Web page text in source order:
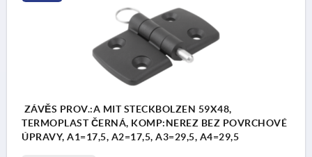
4) Klíčový kroužek
ZÁVĚS PROV.:A MIT STECKBOLZEN 59X48,
TERMOPLAST ČERNÁ, KOMP:NEREZ BEZ POVRCHOVÉ
ÚPRAVY, A1=17,5, A2=17,5, A3=29,5, A4=29,5